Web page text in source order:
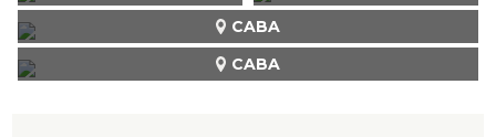
CABA
CABA